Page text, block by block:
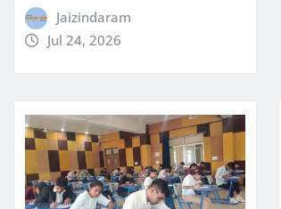
Jaizindaram
Jul 24, 2026